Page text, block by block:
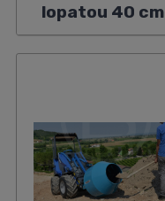
lopatou 40 cm